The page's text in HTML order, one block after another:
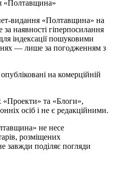
«Полтавщина»
видання «Полтавщина» на
наявності гіперпосилання
індексації пошуковими
— лише за погодженням з
на комерційній
«Проекти» та «Блоги»,
осіб і не є редакційними.
не несе
розміщених
завжди поділяє погляди